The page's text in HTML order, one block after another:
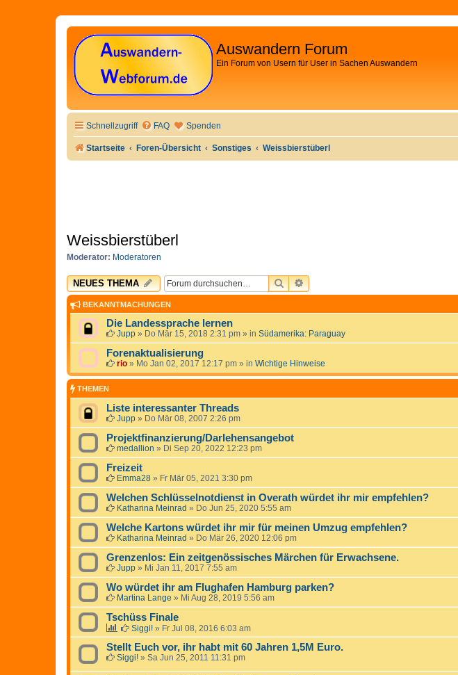
Auswandern Forum
Ein Forum von Usern für User in Sachen Auswandern
Schnellzugriff FAQ Spenden
Startseite Foren-Übersicht Sonstiges Weissbierstüberl
Weissbierstüberl
Moderator: Moderatoren
NEUES THEMA SUCHEERWEITERTE SUCHE
BEKANNTMACHUNGEN
Die Landessprache lernen
Jupp » Do Mär 15, 2018 2:31 pm » in Südamerika: Paraguay
Forenaktualisierung
rio » Mo Jan 02, 2017 12:17 pm » in Wichtige Hinweise
THEMEN
Liste interessanter Threads
Jupp » Do Mär 08, 2007 2:26 pm
Projektfinanzierung/Darlehensangebot
medallion » Di Sep 20, 2022 12:23 pm
Freizeit
Emma28 » Fr Mär 05, 2021 3:30 pm
Welchen Schlüsselnotdienst in Overath würdet ihr mir empfehlen?
Katharina Meinrad » Do Jun 25, 2020 5:55 am
Welche Kartons würdet ihr mir für meinen Umzug empfehlen?
Katharina Meinrad » Do Mär 26, 2020 12:06 pm
Grenzenlos: Ein zeitgenössisches Märchen für Erwachsene.
Jupp » Mi Jan 11, 2017 7:55 am
Wo würdet ihr am Flughafen Hamburg parken?
Martina Lange » Mi Aug 28, 2019 5:56 am
Tschüss Finale
Siggi! » Fr Jul 08, 2016 6:03 am
Stellt Euch vor, ihr habt mit 60 Jahren 1,5M Euro.
Siggi! » Sa Jun 25, 2011 11:31 pm